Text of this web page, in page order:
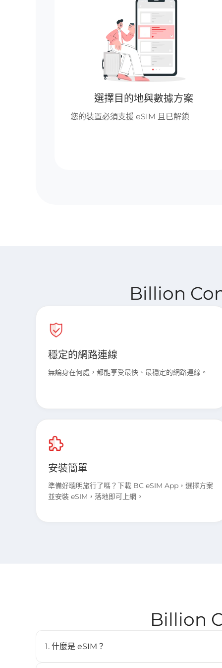
選擇目的地與數據方案
您的裝置必須支援 eSIM 且已解鎖
Billion
穩定的網路連線
無論身在何處，都能享受最快、最穩定的網路連線。
安裝簡單
準備好聰明旅行了嗎？下載 BC eSIM App，選擇方案
並安裝 eSIM，落地即可上網。
Billion
1. 什麼是 eSIM？